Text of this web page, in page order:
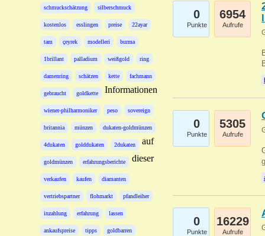
schmuckschätzung silberschmuck
kostenlos esslingen preise 22ayar
tam çeyrek modelleri burma
1brillant palladium weißgold ring
damenring schätzen kette fachmann
gebraucht goldkette
wiener-philharmoniker peso sovereign
britannia münzen dukaten-goldmünzen
4dukaten golddukaten 2dukaten
goldmünzen erfahrungsberichte
verkaufen kaufen diamanten
vertriebspartner flohmarkt pfandleiher
inzahlung erfahrung lassen
ankaufspreise tipps goldbarren
Informationen
auf
dieser
0
Punkte
6954
Aufrufe
0
Punkte
5305
Aufrufe
0
Punkte
16229
Aufrufe